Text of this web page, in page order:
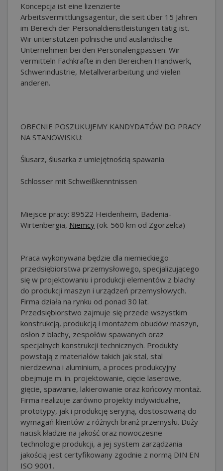
Koncepcja ist eine lizenzierte
Arbeitsvermittlungsagentur, die seit über 15 Jahren
im Bereich der Personaldienstleistungen tätig ist.
Wir unterstützen polnische und ausländische
Unternehmen bei den Personalengpässen. Wir
vermitteln Fachkräfte in den Bereichen Handwerk,
Schwerindustrie, Metallverarbeitung und vielen
anderen.
OBECNIE POSZUKUJEMY KANDYDATÓW DO PRACY
NA STANOWISKU:
Ślusarz, ślusarka z umiejętnością spawania
Schlosser mit Schweißkenntnissen
Miejsce pracy: 89522 Heidenheim, Badenia-
Wirtenbergia, Niemcy (ok. 560 km od Zgorzelca)
Praca wykonywana będzie dla niemieckiego
przedsiębiorstwa przemysłowego, specjalizującego
się w projektowaniu i produkcji elementów z blachy
do produkcji maszyn i urządzeń przemysłowych.
Firma działa na rynku od ponad 30 lat.
Przedsiębiorstwo zajmuje się przede wszystkim
konstrukcją, produkcją i montażem obudów maszyn,
osłon z blachy, zespołów spawanych oraz
specjalnych konstrukcji technicznych. Produkty
powstają z materiałów takich jak stal, stal
nierdzewna i aluminium, a proces produkcyjny
obejmuje m. in. projektowanie, cięcie laserowe,
gięcie, spawanie, lakierowanie oraz końcowy montaż.
Firma realizuje zarówno projekty indywidualne,
prototypy, jak i produkcję seryjną, dostosowaną do
wymagań klientów z różnych branż przemysłu. Duży
nacisk kładzie na jakość oraz nowoczesne
technologie produkcji, a jej system zarządzania
jakością jest certyfikowany zgodnie z normą DIN EN
ISO 9001.